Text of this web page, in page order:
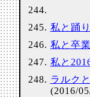
私と踊り
私と卒業
私と
ラルク
(2016/